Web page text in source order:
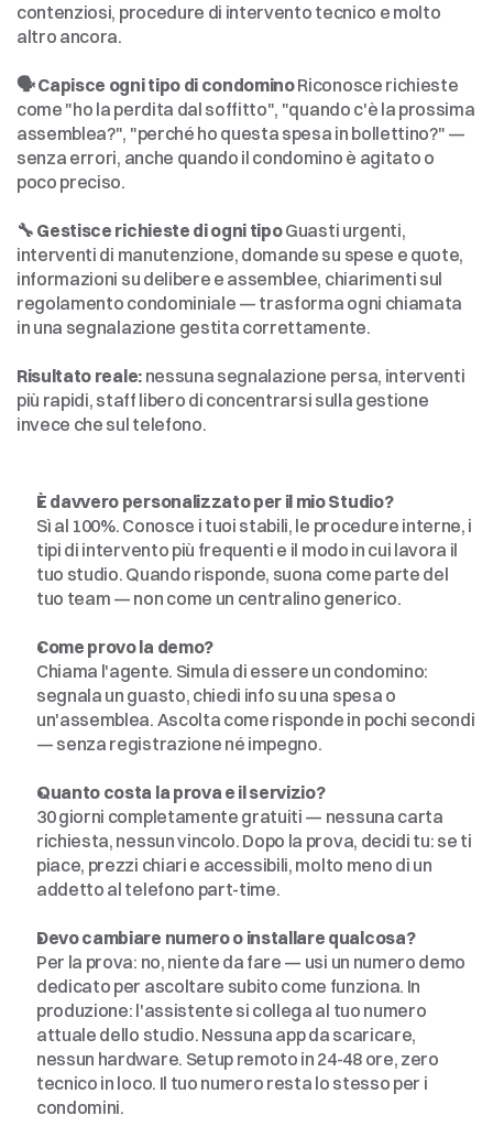
contenziosi, procedure di intervento tecnico e molto
altro ancora.
🗣️ Capisce ogni tipo di condomino Riconosce richieste
come "ho la perdita dal soffitto", "quando c'è la prossima
assemblea?", "perché ho questa spesa in bollettino?" —
senza errori, anche quando il condomino è agitato o
poco preciso.
🔧 Gestisce richieste di ogni tipo Guasti urgenti,
interventi di manutenzione, domande su spese e quote,
informazioni su delibere e assemblee, chiarimenti sul
regolamento condominiale — trasforma ogni chiamata
in una segnalazione gestita correttamente.
Risultato reale: nessuna segnalazione persa, interventi
più rapidi, staff libero di concentrarsi sulla gestione
invece che sul telefono.
tuo
È davvero personalizzato per il mio Studio?
Sì al 100%. Conosce i tuoi stabili, le procedure interne, i
tipi di intervento più frequenti e il modo in cui lavora il
tuo studio. Quando risponde, suona come parte del
tuo team — non come un centralino generico.
Come provo la demo?
Chiama l'agente. Simula di essere un condomino:
segnala un guasto, chiedi info su una spesa o
un'assemblea. Ascolta come risponde in pochi secondi
— senza registrazione né impegno.
Quanto costa la prova e il servizio?
30 giorni completamente gratuiti — nessuna carta
richiesta, nessun vincolo. Dopo la prova, decidi tu: se ti
piace, prezzi chiari e accessibili, molto meno di un
addetto al telefono part-time.
Devo cambiare numero o installare qualcosa?
Per la prova: no, niente da fare — usi un numero demo
dedicato per ascoltare subito come funziona. In
produzione: l'assistente si collega al tuo numero
attuale dello studio. Nessuna app da scaricare,
nessun hardware. Setup remoto in 24-48 ore, zero
tecnico in loco. Il tuo numero resta lo stesso per i
condomini.